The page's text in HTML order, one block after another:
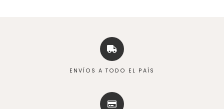
ENVÍOS A TODO EL PAÍS